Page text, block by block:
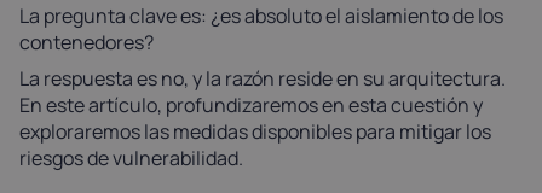
La pregunta clave es: ¿es absoluto el aislamiento de los
contenedores?
La respuesta es no, y la razón reside en su arquitectura.
En este artículo, profundizaremos en esta cuestión y
exploraremos las medidas disponibles para mitigar los
riesgos de vulnerabilidad.